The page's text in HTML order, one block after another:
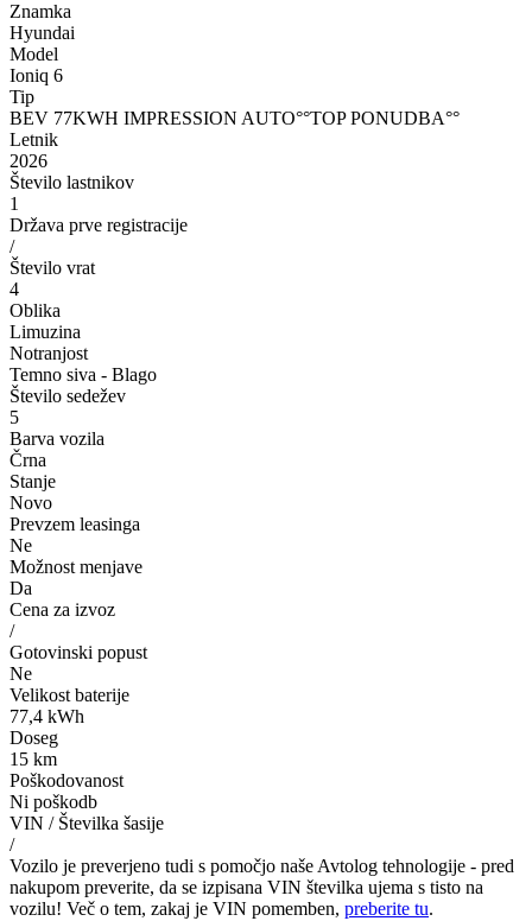
Znamka
Hyundai
Model
Ioniq 6
Tip
BEV 77KWH IMPRESSION AUTO°°TOP PONUDBA°°
Letnik
2026
Število lastnikov
1
Država prve registracije
/
Število vrat
4
Oblika
Limuzina
Notranjost
Temno siva - Blago
Število sedežev
5
Barva vozila
Črna
Stanje
Novo
Prevzem leasinga
Ne
Možnost menjave
Da
Cena za izvoz
/
Gotovinski popust
Ne
Velikost baterije
77,4 kWh
Doseg
15 km
Poškodovanost
Ni poškodb
VIN / Številka šasije
/
Vozilo je preverjeno tudi s pomočjo naše Avtolog tehnologije - pred
nakupom preverite, da se izpisana VIN številka ujema s tisto na
vozilu! Več o tem, zakaj je VIN pomemben, preberite tu.